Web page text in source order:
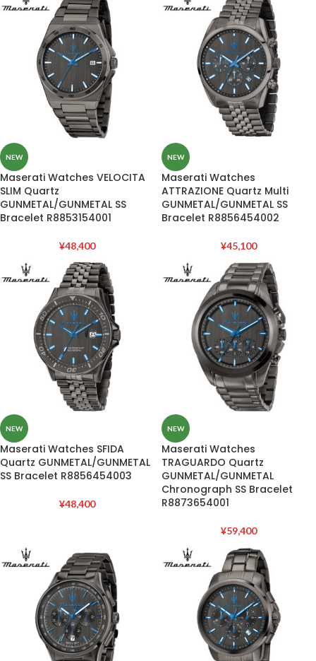
NEW
Maserati Watches VELOCITA
SLIM Quartz
GUNMETAL/GUNMETAL SS
Bracelet R8853154001
¥48,400
NEW
Maserati Watches
ATTRAZIONE Quartz Multi
GUNMETAL/GUNMETAL SS
Bracelet R8856454002
¥45,100
NEW
Maserati Watches SFIDA
Quartz GUNMETAL/GUNMETAL
SS Bracelet R8856454003
¥48,400
NEW
Maserati Watches
TRAGUARDO Quartz
GUNMETAL/GUNMETAL
Chronograph SS Bracelet
R8873654001
¥59,400